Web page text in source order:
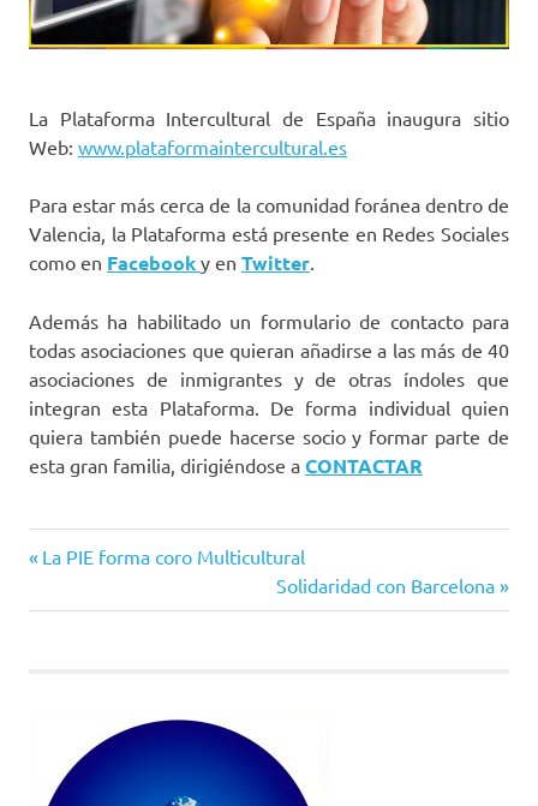
La Plataforma Intercultural de España inaugura sitio
Web: www.plataformaintercultural.es
Para estar más cerca de la comunidad foránea dentro de
Valencia, la Plataforma está presente en Redes Sociales
como en Facebook y en Twitter.
Además ha habilitado un formulario de contacto para
todas asociaciones que quieran añadirse a las más de 40
asociaciones de inmigrantes y de otras índoles que
integran esta Plataforma. De forma individual quien
quiera también puede hacerse socio y formar parte de
esta gran familia, dirigiéndose a CONTACTAR
Navegación
de
Entrada
La PIE forma coro Multicultural
Siguiente
entrada:
Solidaridad con Barcelona